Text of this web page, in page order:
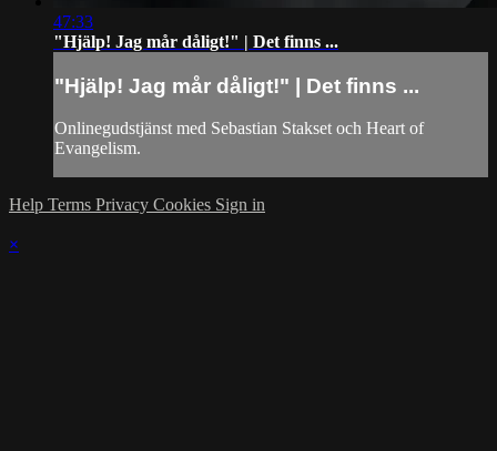
47:33
"Hjälp! Jag mår dåligt!" | Det finns ...
"Hjälp! Jag mår dåligt!" | Det finns ...
Onlinegudstjänst med Sebastian Stakset och Heart of
Evangelism.
Help Terms Privacy Cookies Sign in
×